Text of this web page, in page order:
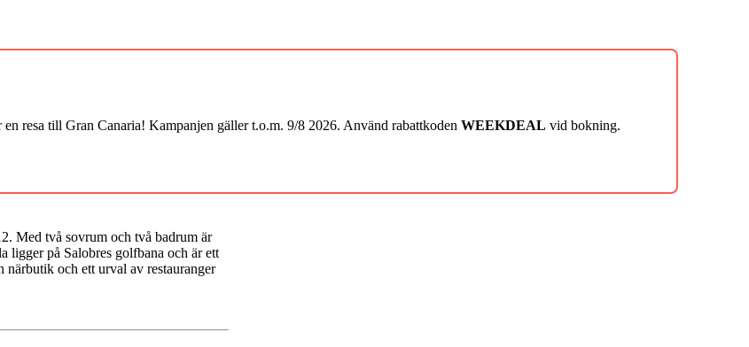
Med två sovrum och två badrum är
ligger på Salobres golfbana och är ett
och ett urval av restauranger
resa till Gran Canaria! Kampanjen gäller t.o.m. 9/8 2026. Använd rabattkoden WEEKDEAL vid bokning.